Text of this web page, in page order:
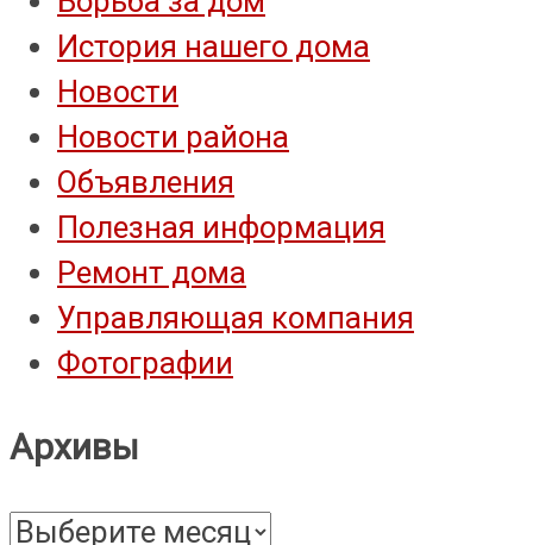
История нашего дома
Новости
Новости района
Объявления
Полезная информация
Ремонт дома
Управляющая компания
Фотографии
Архивы
Архивы